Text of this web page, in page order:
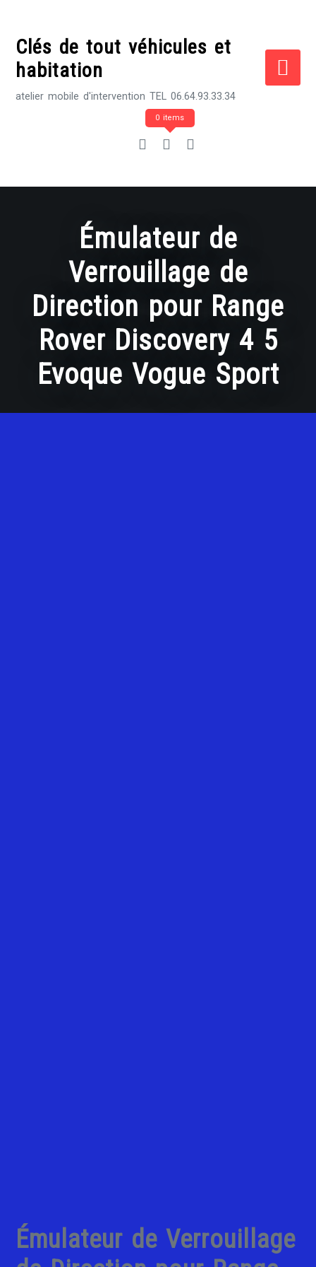
contentClés de tout véhicules et
habitation
atelier mobile d'intervention TEL 06.64.93.33.34
0 items
Émulateur de
Verrouillage de
Direction pour Range
Rover Discovery 4 5
Evoque Vogue Sport
Émulateur de Verrouillage